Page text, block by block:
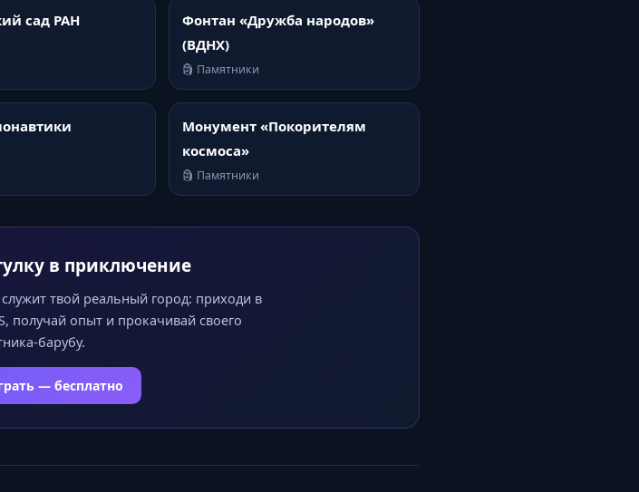
сад РАН
Фонтан «Дружба народов»
(ВДНХ)
🗿 Памятники
Монумент «Покорителям
космоса»
🗿 Памятники
в приключение
твой реальный город: приходи в
получай опыт и прокачивай своего
барубу.
— бесплатно